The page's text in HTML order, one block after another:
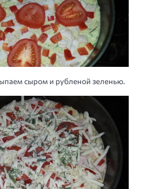
сыром и рубленой зеленью.